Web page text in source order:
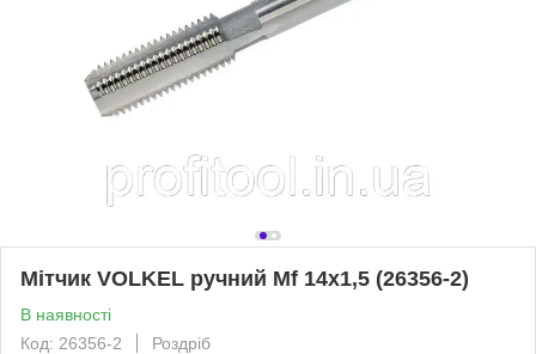
Мітчик VOLKEL ручний Мf 14х1,5 (26356-2)
В наявності
Код: 26356-2
Роздріб